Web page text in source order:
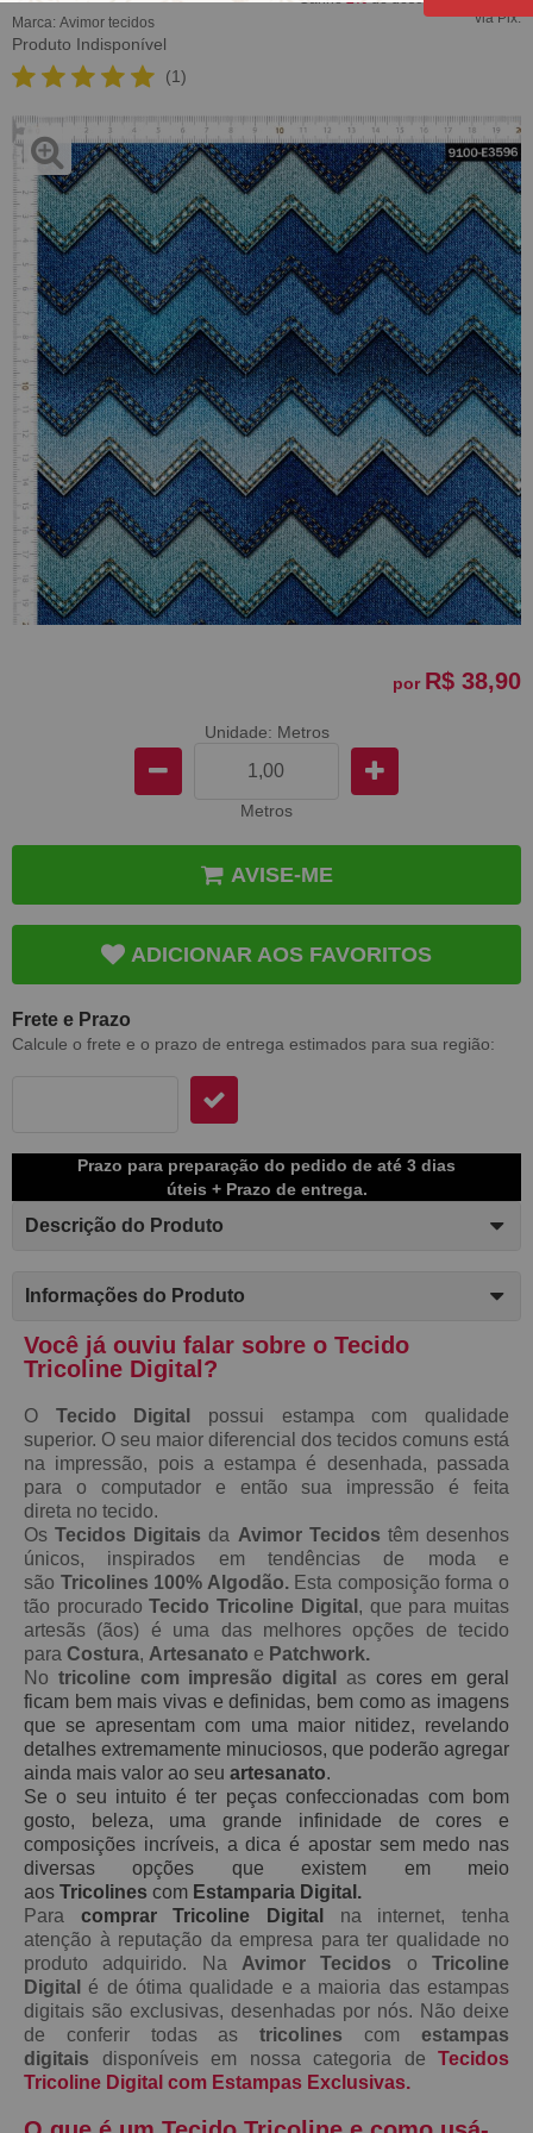
Marca: Avimor tecidos
Produto Indisponível
(1)
via Pix.
por R$ 38,90
Unidade: Metros
Metros
AVISE-ME
ADICIONAR AOS FAVORITOS
Frete e Prazo
Calcule o frete e o prazo de entrega estimados para sua região:
Prazo para preparação do pedido de até 3 dias
úteis + Prazo de entrega.
Descrição do Produto
Informações do Produto
Você já ouviu falar sobre o Tecido
Tricoline Digital?
O Tecido Digital possui estampa com qualidade
superior. O seu maior diferencial dos tecidos comuns está
na impressão, pois a estampa é desenhada, passada
para o computador e então sua impressão é feita
direta no tecido.
OsTecidos Digitaisda Avimor Tecidos têm desenhos
únicos, inspirados em tendências de moda e
são Tricolines 100% Algodão.Esta composição forma o
tão procuradoTecido Tricoline Digital , que para muitas
artesãs (ãos) é uma das melhores opções de tecido
para Costura, Artesanato e Patchwork.
No tricoline com impresão digital ascores em geral
ficam bem mais vivas e definidas, bem como as imagens
que se apresentam com uma maior nitidez, revelando
detalhes extremamente minuciosos, que poderão agregar
ainda mais valor ao seu artesanato.
Se o seu intuito é ter peças confeccionadas com bom
gosto, beleza, uma grande infinidade de cores e
composições incríveis, a dica é apostar sem medo nas
diversas opções que existem em meio
aos Tricolines com Estamparia Digital.
Para comprar Tricoline Digital na internet, tenha
atenção à reputação da empresa para ter qualidade no
produto adquirido. Na Avimor Tecidos o Tricoline
Digital é de ótima qualidade e a maioria das estampas
digitais são exclusivas, desenhadas por nós. Não deixe
de conferir todas astricolinescomestampas
digitais disponíveis em nossa categoria de Tecidos
Tricoline Digital com Estampas Exclusivas.